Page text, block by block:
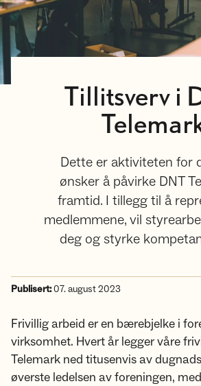
Tillitsverv i
Dette er aktiviteten for
ønsker å påvirke DNT
framtid. I tillegg til å
medlemmene, vil
deg og styrke
Publisert:07. august 2023
Frivillig arbeid er en bærebjelke i
virksomhet. Hvert år legger våre
Telemark ned titusenvis av
øverste ledelsen av foreningen,